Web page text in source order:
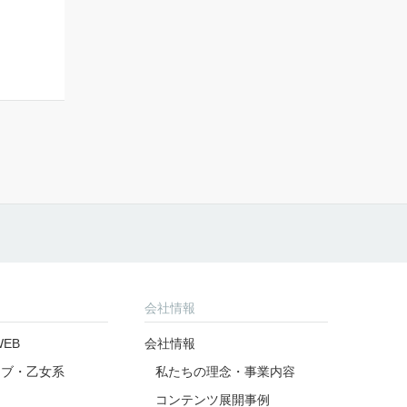
・乙女系
会社情報
会社情報
私たちの理念・事業内容
コンテンツ展開事例